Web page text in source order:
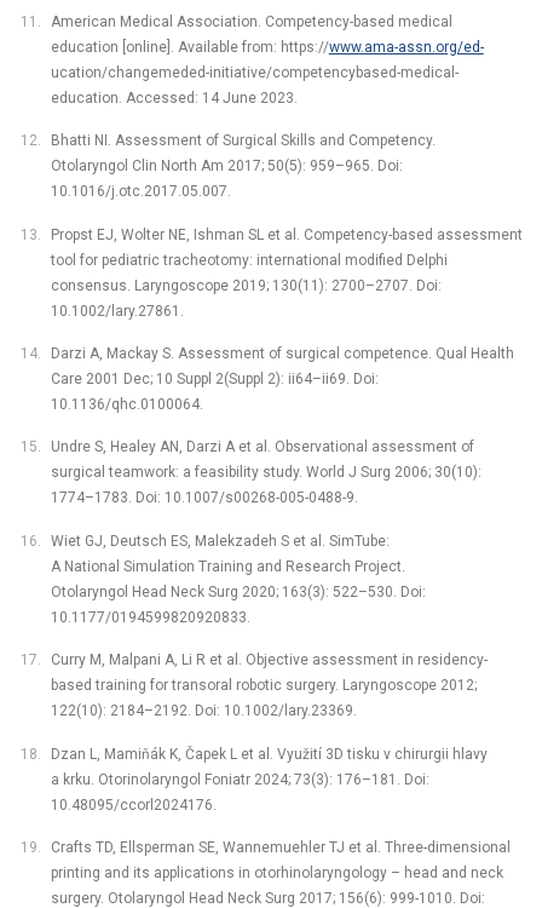
American Medical Association. Competency-based medical
education [online]. Available from: https://www.ama-assn.org/ed-
ucation/changemeded-initiative/competencybased-medical-
education. Accessed: 14 June 2023.
Bhatti NI. Assessment of Surgical Skills and Competency.
Otolaryngol Clin North Am 2017; 50(5): 959–965. Doi:
10.1016/j.otc.2017.05.007.
Propst EJ, Wolter NE, Ishman SL et al. Competency-based assessment
tool for pediatric tracheotomy: international modified Delphi
consensus. Laryngoscope 2019; 130(11): 2700–2707. Doi:
10.1002/lary.27861.
Darzi A, Mackay S. Assessment of surgical competence. Qual Health
Care 2001 Dec; 10 Suppl 2(Suppl 2): ii64–ii69. Doi:
10.1136/qhc.0100064.
Undre S, Healey AN, Darzi A et al. Observational assessment of
surgical teamwork: a feasibility study. World J Surg 2006; 30(10):
1774–1783. Doi: 10.1007/s00268-005-0488-9.
Wiet GJ, Deutsch ES, Malekzadeh S et al. SimTube:
A National Simulation Training and Research Project.
Otolaryngol Head Neck Surg 2020; 163(3): 522–530. Doi:
10.1177/0194599820920833.
Curry M, Malpani A, Li R et al. Objective assessment in residency-
based training for transoral robotic surgery. Laryngoscope 2012;
122(10): 2184–2192. Doi: 10.1002/lary.23369.
Dzan L, Mamiňák K, Čapek L et al. Využití 3D tisku v chirurgii hlavy
a krku. Otorinolaryngol Foniatr 2024; 73(3): 176–181. Doi:
10.48095/ccorl2024176.
Crafts TD, Ellsperman SE, Wannemuehler TJ et al. Three-dimensional
printing and its applications in otorhinolaryngology –⁠ head and neck
surgery. Otolaryngol Head Neck Surg 2017; 156(6): 999-1010. Doi: